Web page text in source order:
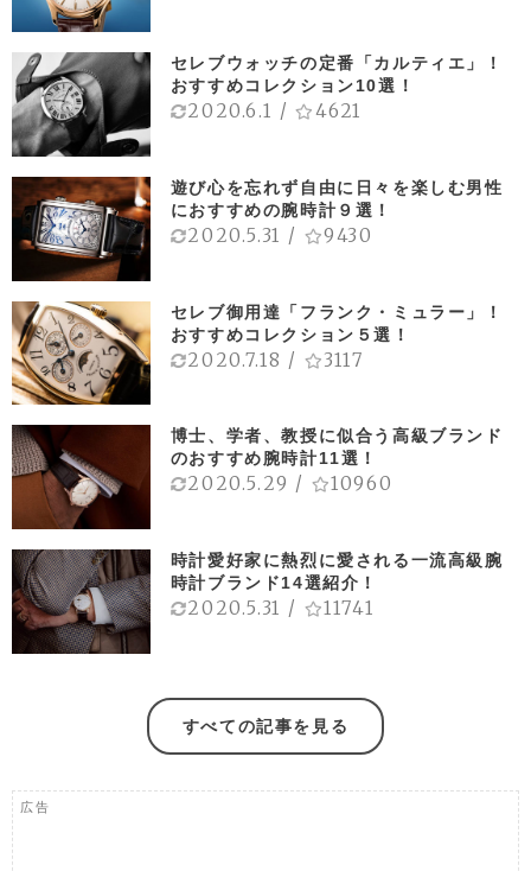
セレブウォッチの定番「カルティエ」！
おすすめコレクション10選！
2020.6.1 / 4621
遊び心を忘れず自由に日々を楽しむ男性
におすすめの腕時計９選！
2020.5.31 / 9430
セレブ御用達「フランク・ミュラー」！
おすすめコレクション５選！
2020.7.18 / 3117
博士、学者、教授に似合う高級ブランド
のおすすめ腕時計11選！
2020.5.29 / 10960
時計愛好家に熱烈に愛される一流高級腕
時計ブランド14選紹介！
2020.5.31 / 11741
すべての記事を見る
広告